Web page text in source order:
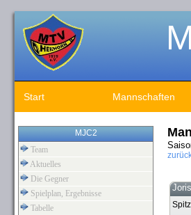
Start Mannschaften
MJC2
Team
Aktuelles
Die Gegner
Spielplan, Ergebnisse
Tabelle